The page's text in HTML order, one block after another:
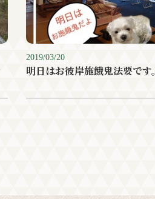
2019/03/20
明日はお彼岸施餓鬼法要です。